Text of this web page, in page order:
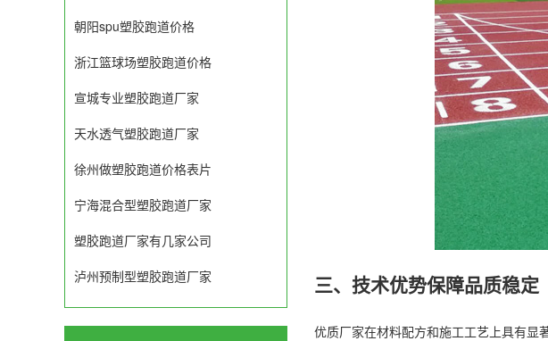
朝阳spu塑胶跑道价格
浙江篮球场塑胶跑道价格
宣城专业塑胶跑道厂家
天水透气塑胶跑道厂家
徐州做塑胶跑道价格表片
宁海混合型塑胶跑道厂家
塑胶跑道厂家有几家公司
泸州预制型塑胶跑道厂家
三、技术优势保障品质稳定
优质厂家在材料配方和施工工艺上具有显